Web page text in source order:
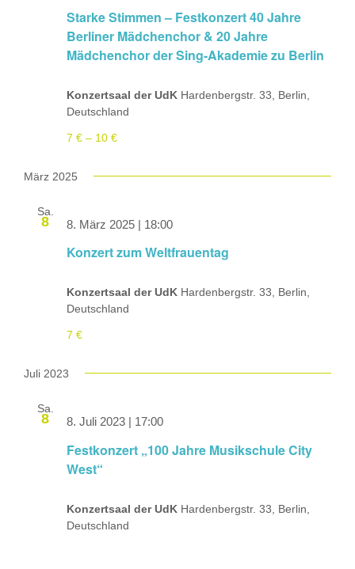
Starke Stimmen – Festkonzert 40 Jahre
Berliner Mädchenchor & 20 Jahre
Mädchenchor der Sing-Akademie zu Berlin
Konzertsaal der UdK Hardenbergstr. 33, Berlin,
Deutschland
7 € – 10 €
März 2025
Sa.
8
Konzert zum Weltfrauentag
8. März 2025 | 18:00
Konzertsaal der UdK Hardenbergstr. 33, Berlin,
Deutschland
7 €
Juli 2023
Sa.
8
Festkonzert „100 Jahre Musikschule City
West“
8. Juli 2023 | 17:00
Konzertsaal der UdK Hardenbergstr. 33, Berlin,
Deutschland